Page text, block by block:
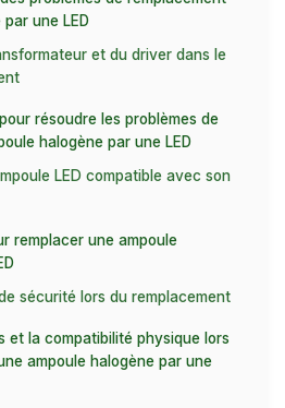
par une LED
et du driver dans le
résoudre les problèmes de
halogène par une LED
LED compatible avec son
remplacer une ampoule
sécurité lors du remplacement
et la compatibilité physique lors
ampoule halogène par une